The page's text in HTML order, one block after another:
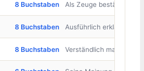
8 Buchstaben Als Zeuge bestätigen
8 Buchstaben Ausführlich erklären
8 Buchstaben Verständlich machen